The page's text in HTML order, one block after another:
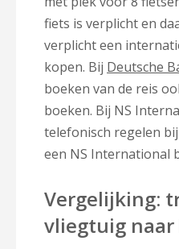
fiets is verplicht en
verplicht een
kopen. Bij Deutsche
boeken van de reis
boeken. Bij NS
telefonisch regelen
een NS International
Vergelijking:
vliegtuig naar